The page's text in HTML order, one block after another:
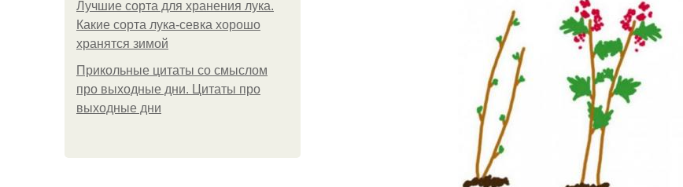
Лучшие сорта для хранения лука.
Какие сорта лука-севка хорошо
хранятся зимой
Прикольные цитаты со смыслом
про выходные дни. Цитаты про
выходные дни